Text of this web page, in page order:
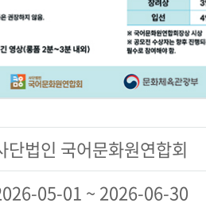
단법인 국어문화원연합회
05-01 ~ 2026-06-30